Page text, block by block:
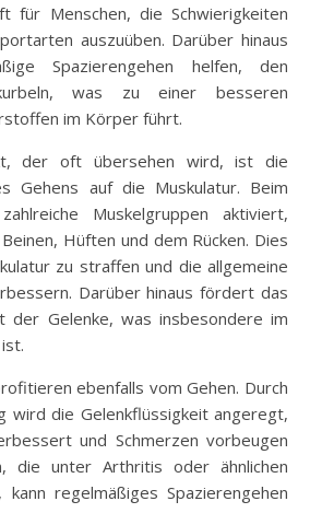
für Menschen, die Schwierigkeiten
auszuüben. Darüber hinaus
Spazierengehen helfen, den
was zu einer besseren
im Körper führt.
der oft übersehen wird, ist die
Gehens auf die Muskulatur. Beim
Muskelgruppen aktiviert,
Hüften und dem Rücken. Dies
zu straffen und die allgemeine
Darüber hinaus fördert das
der Gelenke, was insbesondere im
ebenfalls vom Gehen. Durch
wird die Gelenkflüssigkeit angeregt,
und Schmerzen vorbeugen
die unter Arthritis oder ähnlichen
kann regelmäßiges Spazierengehen